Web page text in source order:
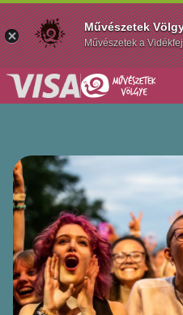
Művészetek
Művészetek a